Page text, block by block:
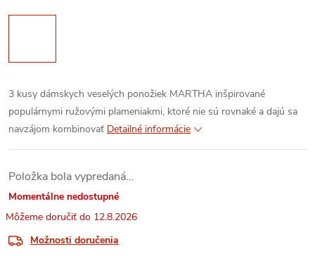
3 kusy dámskych veselých ponožiek MARTHA inšpirované
populárnymi ružovými plameniakmi, ktoré nie sú rovnaké a dajú sa
navzájom kombinovať Detailné informácie
Položka bola vypredaná…
Momentálne nedostupné
12.8.2026
Možnosti doručenia